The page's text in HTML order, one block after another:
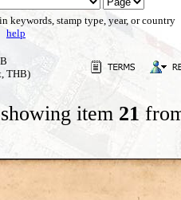
keywords, stamp type, year, or country
help
THB)
item 21